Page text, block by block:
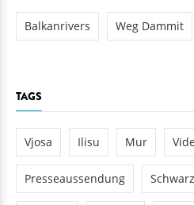
Balkanrivers Weg Dammit
TAGS
Vjosa Ilisu Mur
Presseaussendung